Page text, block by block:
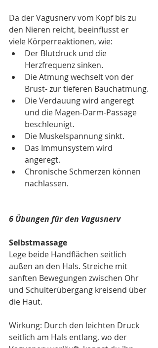
Da der Vagusnerv vom Kopf bis zu
den Nieren reicht, beeinflusst er
viele Körperreaktionen, wie:
Der Blutdruck und die
Herzfrequenz sinken.
Die Atmung wechselt von der
Brust- zur tieferen Bauchatmung.
Die Verdauung wird angeregt
und die Magen-Darm-Passage
beschleunigt.
Die Muskelspannung sinkt.
Das Immunsystem wird
angeregt.
Chronische Schmerzen können
nachlassen.
6 Übungen für den Vagusnerv
Selbstmassage
Lege beide Handflächen seitlich
außen an den Hals. Streiche mit
sanften Bewegungen zwischen Ohr
und Schulterübergang kreisend über
die Haut.
Wirkung: Durch den leichten Druck
seitlich am Hals entlang, wo der